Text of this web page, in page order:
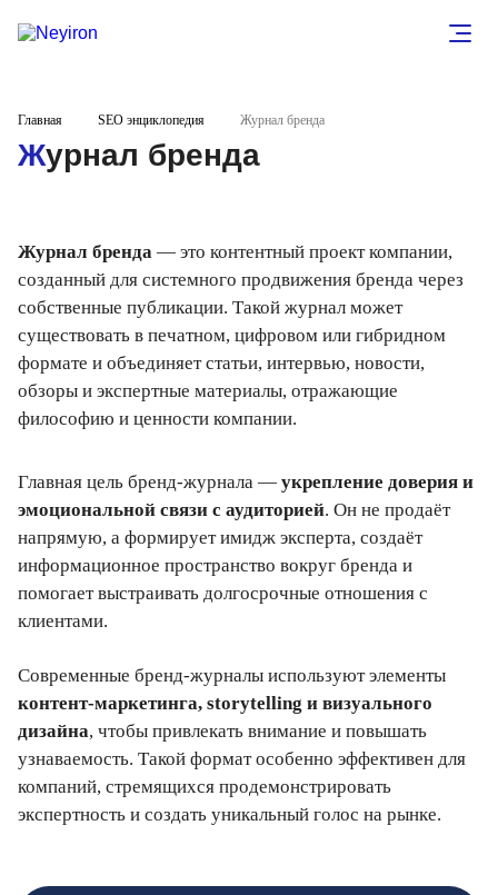
Главная SEO энциклопедия Журнал бренда
Журнал бренда
Журнал бренда — это контентный проект компании,
созданный для системного продвижения бренда через
собственные публикации. Такой журнал может
существовать в печатном, цифровом или гибридном
формате и объединяет статьи, интервью, новости,
обзоры и экспертные материалы, отражающие
философию и ценности компании.
Главная цель бренд-журнала — укрепление доверия и
эмоциональной связи с аудиторией. Он не продаёт
напрямую, а формирует имидж эксперта, создаёт
информационное пространство вокруг бренда и
помогает выстраивать долгосрочные отношения с
клиентами.
Современные бренд-журналы используют элементы
контент-маркетинга, storytelling и визуального
дизайна, чтобы привлекать внимание и повышать
узнаваемость. Такой формат особенно эффективен для
компаний, стремящихся продемонстрировать
экспертность и создать уникальный голос на рынке.